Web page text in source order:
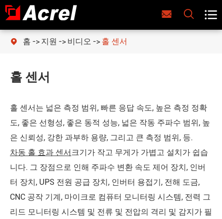
  
 홈 지원 비디오 홀 센서
홀 센서
홀 센서는 넓은 측정 범위, 빠른 응답 속도, 높은 측정 정확
도, 좋은 선형성, 좋은 동적 성능, 넓은 작동 주파수 범위, 높
은 신뢰성, 강한 과부하 용량, 그리고 큰 측정 범위, 등.
차동 홀 효과 센서크기가 작고 무게가 가볍고 설치가 쉽습
니다. 그 장점으로 인해 주파수 변환 속도 제어 장치, 인버
터 장치, UPS 전원 공급 장치, 인버터 용접기, 전해 도금,
CNC 공작 기계, 마이크로 컴퓨터 모니터링 시스템, 전력 그
리드 모니터링 시스템 및 전류 및 전압의 격리 및 감지가 필